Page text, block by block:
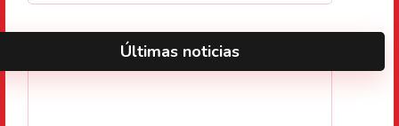
Últimas noticias